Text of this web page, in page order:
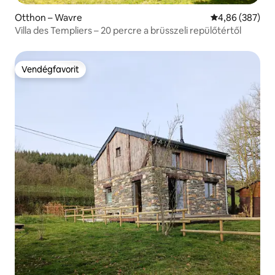
Otthon – Wavre Átlagos
4,86 (387)
Villa des Templiers – 20 percre a brüsszeli repülőtértől
Vendégfavorit
Vendégfavorit